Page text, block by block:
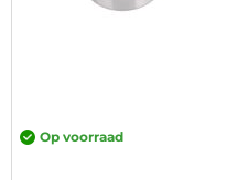
Op voorraad